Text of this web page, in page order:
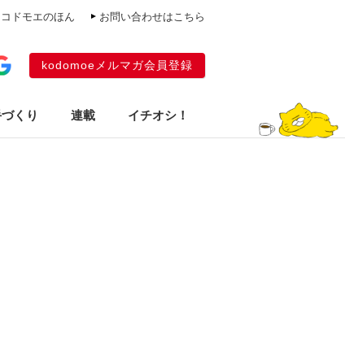
コドモエのほん お問い合わせはこちら
kodomoeメルマガ会員登録
くり 連載 イチオシ！